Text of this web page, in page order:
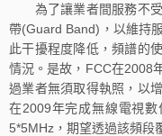
為了讓業者間服務不受
帶(Guard Band)，以維持
此干擾程度降低，頻譜的
情況。是故，FCC在2008
過業者無須取得執照，以
在2009年完成無線電視
5*5MHz，期望透過該頻段